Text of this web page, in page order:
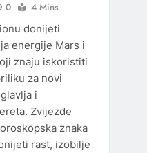
0
4 Mins
donijeti
energije Mars i
znaju iskoristiti
za novi
i
Zvijezde
znaka
rast, izobilje